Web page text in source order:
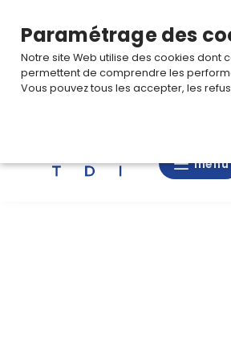
menu
Paramétrage des
Notre site Web utilise des cookies dont
permettent de comprendre les
Vous pouvez tous les accepter, les